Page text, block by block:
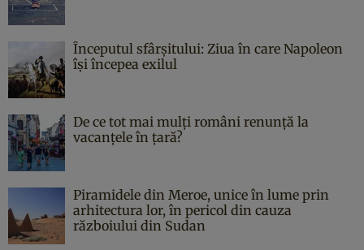
Începutul sfârşitului: Ziua în care Napoleon
îşi începea exilul
De ce tot mai mulți români renunță la
vacanțele în țară?
Piramidele din Meroe, unice în lume prin
arhitectura lor, în pericol din cauza
războiului din Sudan